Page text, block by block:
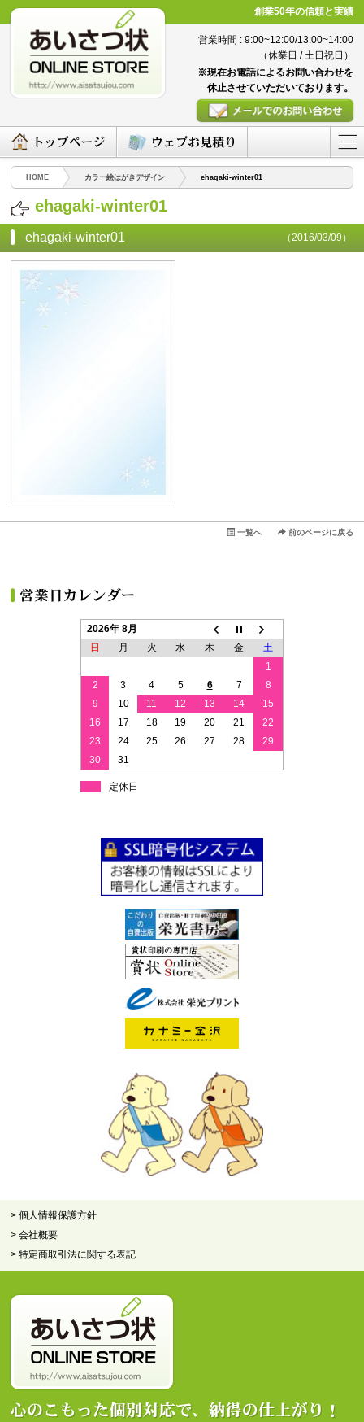
創業50年の信頼と実績
営業時間 : 9:00~12:00/13:00~14:00
（休業日 / 土日祝日）
※現在お電話によるお問い合わせを
休止させていただいております。
HOME カラー絵はがきデザイン ehagaki-winter01
ehagaki-winter01
ehagaki-winter01 （2016/03/09）
一覧へ 前のページに戻る
2026年 8月
日
月 火 水 木 金
土
1
2
3 4 5 6 7
8
9
10 11 12 13 14
15
16
17 18 19 20 21
22
23
24 25 26 27 28
29
30
31
定休日
> 個人情報保護方針
> 会社概要
> 特定商取引法に関する表記